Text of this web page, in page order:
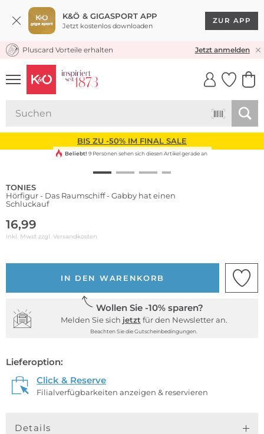
K&Ö & GIGASPORT APP
Jetzt kostenlos downloaden
ZUR APP
KOSTENLOSER VERSAND* & RÜCKVERSAND
Pluscard Vorteile erhalten Jetzt anmelden
UNSERE APP
CLICK &
BIS ZU -50% IM FINAL SALE
Beliebt! 9 Personen sehen sich diesen Artikel gerade an
TONIES
Hörfigur - Das Raumschiff - Gabby hat einen
Schluckauf
16,99
inkl. Mwst zzgl. Versandkosten
IN DEN WARENKORB
Wollen Sie -10% sparen?
Melden Sie sich jetzt für den Newsletter an.
Beachten Sie die Gutscheinbedingungen.
Lieferoption:
Click & Reserve
Filialverfügbarkeiten anzeigen & reservieren
Details